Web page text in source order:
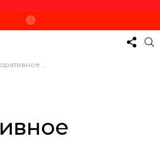
– новое слово в оформлении интерьера